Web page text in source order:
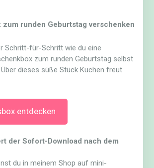
zum runden Geburtstag verschenken
Schritt-für-Schritt wie du eine
zum runden Geburtstag selbst
dieses süße Stück Kuchen freut
entdecken
der Sofort-Download nach dem
du in meinem Shop auf mini-